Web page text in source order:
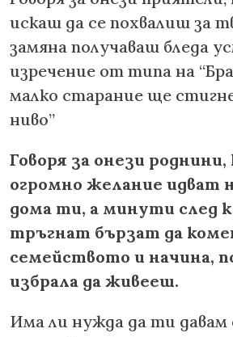
искаш да се похвалиш за
замяна получаваш бледа
изречение от типа на
малко старание ще
ниво”
Говоря за онези
огромно желание идват
дома ти, а минути след
тръгнат бързат да
семейството и начина,
избрала да живееш.
Има ли нужда да ти